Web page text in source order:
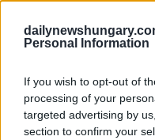
Personal Information
If you wish to opt-out of
processing of your
targeted advertising by
section to confirm your
anticipo sui tempi e potrebbe
sviluppo di un regime di
Ha detto che l’aspetto unico
è stato quello che ha
oggetto di protezione